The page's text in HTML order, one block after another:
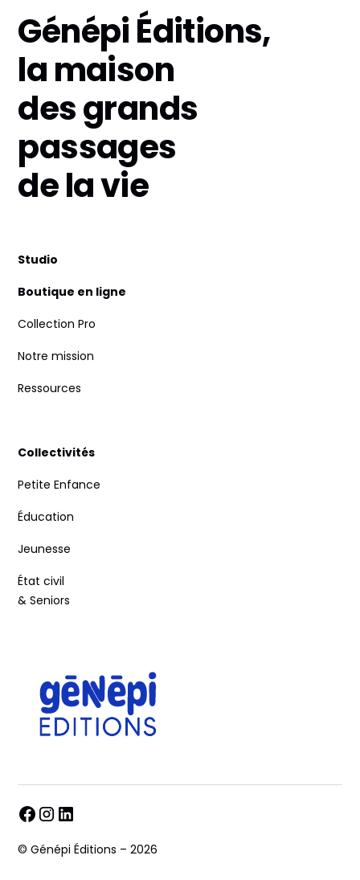
Génépi Éditions,
la maison
des grands
passages
de la vie
Studio
Boutique en ligne
Collection Pro
Notre mission
Ressources
Collectivités
Petite Enfance
Éducation
Jeunesse
État civil
& Seniors
© Génépi Éditions – 2026